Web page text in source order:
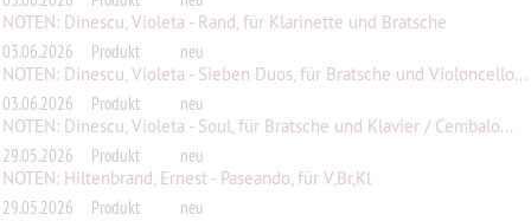
NOTEN: Dinescu, Violeta - Rand, für Klarinette und Bratsche
03.06.2026
Produkt
neu
NOTEN: Dinescu, Violeta - Sieben Duos, für Bratsche und Violoncello...
03.06.2026
Produkt
neu
NOTEN: Dinescu, Violeta - Soul, für Bratsche und Klavier / Cembalo...
29.05.2026
Produkt
neu
NOTEN: Hiltenbrand, Ernest - Paseando, für V,Br,Kl
29.05.2026
Produkt
neu